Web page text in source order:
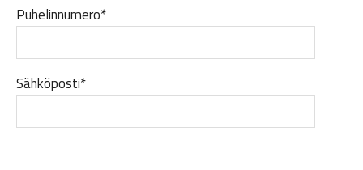
Puhelinnumero*
Sähköposti*